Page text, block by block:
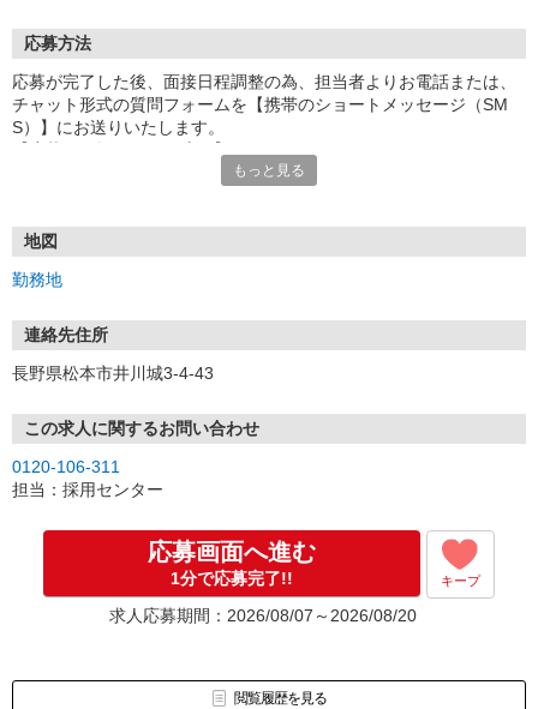
応募方法
応募が完了した後、面接日程調整の為、担当者よりお電話または、
チャット形式の質問フォームを【携帯のショートメッセージ（SM
S）】にお送りいたします。
1.応募…Webもしくはお電話より応募ください。
※実技試験はドライバーの職種のみとなります。
もっと見る
地図
勤務地
連絡先住所
長野県松本市井川城3-4-43
この求人に関するお問い合わせ
0120-106-311
担当：採用センター
応募画面へ進む
1分で応募完了!! キープ
求人応募期間：2026/08/07～2026/08/20
閲覧履歴を見る